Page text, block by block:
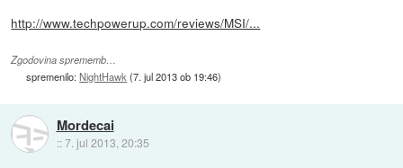
http://www.techpowerup.com/reviews/MSI/...
Zgodovina sprememb…
spremenilo:NightHawk (7. jul 2013 ob 19:46)
Mordecai
::7. jul 2013, 20:35